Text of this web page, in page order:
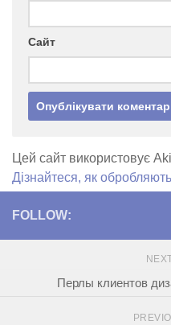
Сайт
Цей сайт використовує
Дізнайтеся, як
FOLLOW:
Перлы клиентов